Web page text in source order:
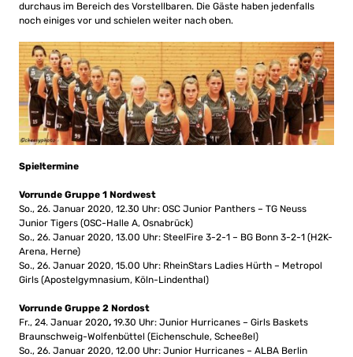
durchaus im Bereich des Vorstellbaren. Die Gäste haben jedenfalls
noch einiges vor und schielen weiter nach oben.
Spieltermine
Vorrunde Gruppe 1 Nordwest
So., 26. Januar 2020, 12.30 Uhr: OSC Junior Panthers – TG Neuss
Junior Tigers (OSC-Halle A, Osnabrück)
So., 26. Januar 2020, 13.00 Uhr: SteelFire 3-2-1 – BG Bonn 3-2-1 (H2K-
Arena, Herne)
So., 26. Januar 2020, 15.00 Uhr: RheinStars Ladies Hürth – Metropol
Girls (Apostelgymnasium, Köln-Lindenthal)
Vorrunde Gruppe 2 Nordost
Fr., 24. Januar 2020, 19.30 Uhr: Junior Hurricanes – Girls Baskets
Braunschweig-Wolfenbüttel (Eichenschule, Scheeßel)
So., 26. Januar 2020, 12.00 Uhr: Junior Hurricanes – ALBA Berlin